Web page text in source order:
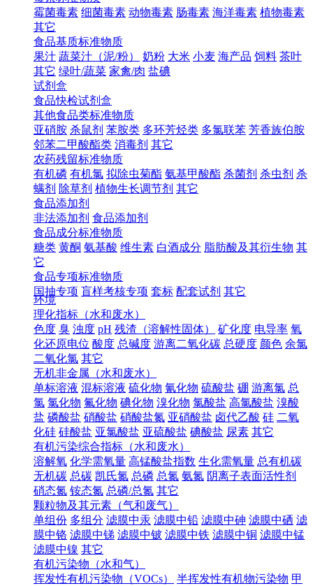
霉菌毒素 细菌毒素 动物毒素 肠毒素 海洋毒素 植物毒素
其它
食品基质标准物质
果汁 蔬菜汁（泥/粉） 奶粉 大米 小麦 海产品 饲料 茶叶
其它 绿叶/蔬菜 家禽/肉 盐碘
试剂盒
食品快检试剂盒
其他食品类标准物质
亚硝胺 杀鼠剂 苯胺类 多环芳烃类 多氯联苯 芳香族伯胺
邻苯二甲酸酯类 消毒剂 其它
农药残留标准物质
有机磷 有机氯 拟除虫菊酯 氨基甲酸酯 杀菌剂 杀虫剂 杀
螨剂 除草剂 植物生长调节剂 其它
食品添加剂
非法添加剂 食品添加剂
食品成分标准物质
糖类 黄酮 氨基酸 维生素 白酒成分 脂肪酸及其衍生物 其
它
食品专项标准物质
国抽专项 盲样考核专项 套标 配套试剂 其它
环境
理化指标（水和废水）
色度 臭 浊度 pH 残渣（溶解性固体） 矿化度 电导率 氧
化还原电位 酸度 总碱度 游离二氧化碳 总硬度 颜色 余氯
二氧化氯 其它
无机非金属（水和废水）
单标溶液 混标溶液 硫化物 氰化物 硫酸盐 硼 游离氯 总
氯 氯化物 氟化物 碘化物 溴化物 氯酸盐 高氯酸盐 溴酸
盐 磷酸盐 硝酸盐 硝酸盐氮 亚硝酸盐 卤代乙酸 硅 二氧
化硅 硅酸盐 亚氯酸盐 亚硫酸盐 碘酸盐 尿素 其它
有机污染综合指标（水和废水）
溶解氧 化学需氧量 高锰酸盐指数 生化需氧量 总有机碳
无机碳 总碳 凯氏氮 总磷 总氮 氨氮 阴离子表面活性剂
硝态氮 铵态氮 总磷/总氮 其它
颗粒物及其元素（气和废气）
单组份 多组分 滤膜中汞 滤膜中铅 滤膜中砷 滤膜中硒 滤
膜中铬 滤膜中锑 滤膜中铍 滤膜中铁 滤膜中铜 滤膜中锰
滤膜中镍 其它
有机污染物（水和气）
挥发性有机污染物（VOCs）
半挥发性有机物污染物 甲